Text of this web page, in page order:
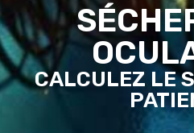
CALCULEZ LE